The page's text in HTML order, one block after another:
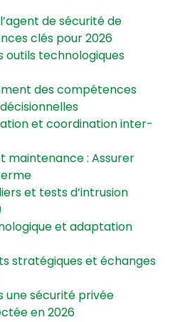
de sécurité de
clés pour 2026
outils technologiques
des compétences
et coordination inter-
maintenance : Assurer
et tests d’intrusion
et adaptation
stratégiques et échanges
une sécurité privée
en 2026